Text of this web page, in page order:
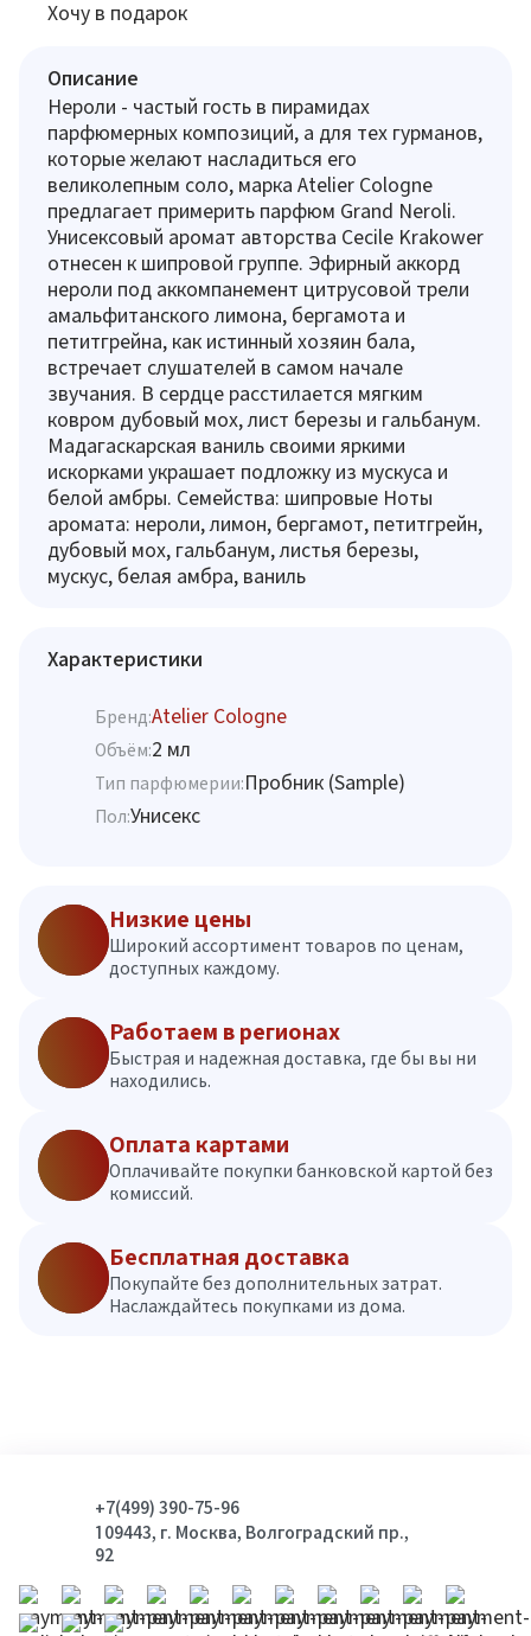
Хочу в подарок
Описание
Нероли - частый гость в пирамидах
парфюмерных композиций, а для тех гурманов,
которые желают насладиться его
великолепным соло, марка Atelier Cologne
предлагает примерить парфюм Grand Neroli.
Унисексовый аромат авторства Cecile Krakower
отнесен к шипровой группе. Эфирный аккорд
нероли под аккомпанемент цитрусовой трели
амальфитанского лимона, бергамота и
петитгрейна, как истинный хозяин бала,
встречает слушателей в самом начале
звучания. В сердце расстилается мягким
ковром дубовый мох, лист березы и гальбанум.
Мадагаскарская ваниль своими яркими
искорками украшает подложку из мускуса и
белой амбры. Семейства: шипровые Ноты
аромата: нероли, лимон, бергамот, петитгрейн,
дубовый мох, гальбанум, листья березы,
мускус, белая амбра, ваниль
Характеристики
Бренд:Atelier Cologne
Объём:2 мл
Тип парфюмерии:Пробник (Sample)
Пол:Унисекс
Низкие цены
Широкий ассортимент товаров по ценам,
доступных каждому.
Работаем в регионах
Быстрая и надежная доставка, где бы вы ни
находились.
Оплата картами
Оплачивайте покупки банковской картой без
комиссий.
Бесплатная доставка
Покупайте без дополнительных затрат.
Наслаждайтесь покупками из дома.
+7(499) 390-75-96
109443, г. Москва, Волгоградский пр.,
92